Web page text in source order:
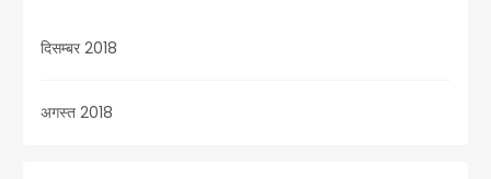
दिसम्बर 2018
अगस्त 2018